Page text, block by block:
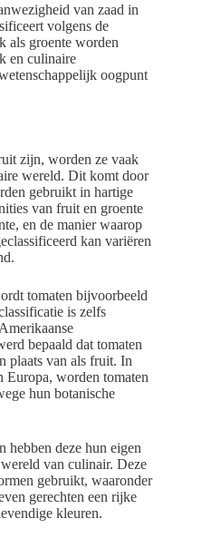
van zaad in
volgens de
als groente worden
en culinaire
oogpunt
zijn, worden ze vaak
wereld. Dit komt door
gebruikt in hartige
van fruit en groente
en de manier waarop
kan variëren
tomaten bijvoorbeeld
is zelfs
bepaald dat tomaten
plaats van als fruit. In
Europa, worden tomaten
hun botanische
hebben deze hun eigen
van culinair. Deze
gebruikt, waaronder
gerechten een rijke
kleuren.